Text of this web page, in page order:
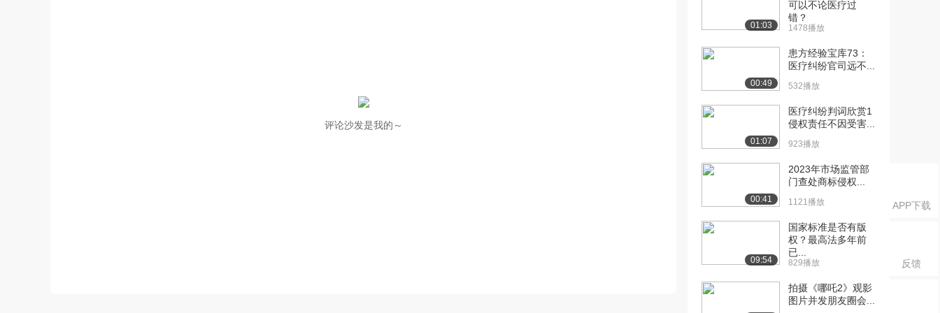
APP下载
反馈
评论沙发是我的～
01:03
可以不论医疗过
错？
1478播放
00:49
患方经验宝库73：
医疗纠纷官司远不...
532播放
01:07
医疗纠纷判词欣赏1
侵权责任不因受害...
923播放
00:41
2023年市场监管部
门查处商标侵权...
1121播放
09:54
国家标准是否有版
权？最高法多年前
已...
829播放
拍摄《哪吒2》观影
图片并发朋友圈会...